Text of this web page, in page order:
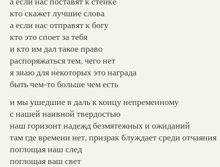
кто скажет лучшие слова
а если нас отправят к богу
кто это споет за тебя
и кто им дал такое право
распоряжаться тем, чего нет
я знаю для некоторых это награда
быть чем-то больше чем есть
и мы ушедшие в даль к концу непременному
с нашей наивной твердостью
наш горизонт надежд безмятежных и ожиданий
там где времени нет, призрак блуждает среди отчаяния
поглощая наш след
поглощая ваш свет